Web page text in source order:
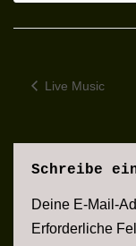
Live Music
Schreibe
Deine E-Mail-
Erforderliche